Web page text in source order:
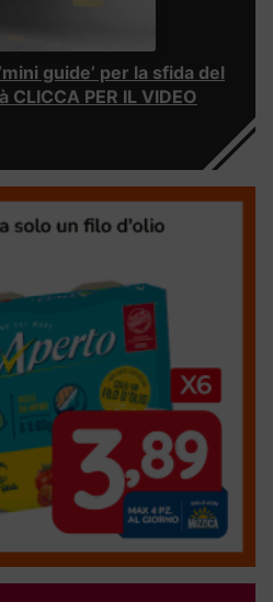
guide’ per la sfida del
PER IL VIDEO